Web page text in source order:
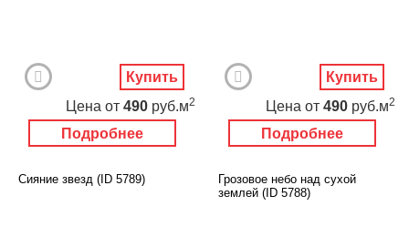
Подробнее
Цена от 490 руб.м2
Купить
Подробнее
Цена от 490 руб.м2
Купить
Сияние звезд (ID 5789)
Грозовое небо над сухой
землей (ID 5788)